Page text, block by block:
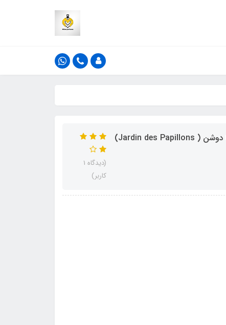
ادکلن پاریس کرنر مدل جاردن دس پاپیلون رایحه دولچه گابانا دوشن ( Jardin des Papillons)
(دیدگاه 1
کاربر)